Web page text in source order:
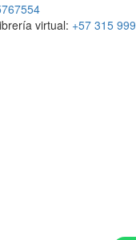
virtual: +57 315 999